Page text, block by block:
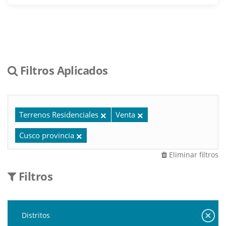
Filtros Aplicados
Terrenos Residenciales Venta
Cusco provincia
Eliminar filtros
Filtros
Distritos